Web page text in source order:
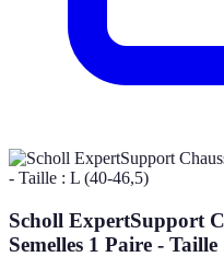
Scholl ExpertSupport
Semelles 1 Paire -